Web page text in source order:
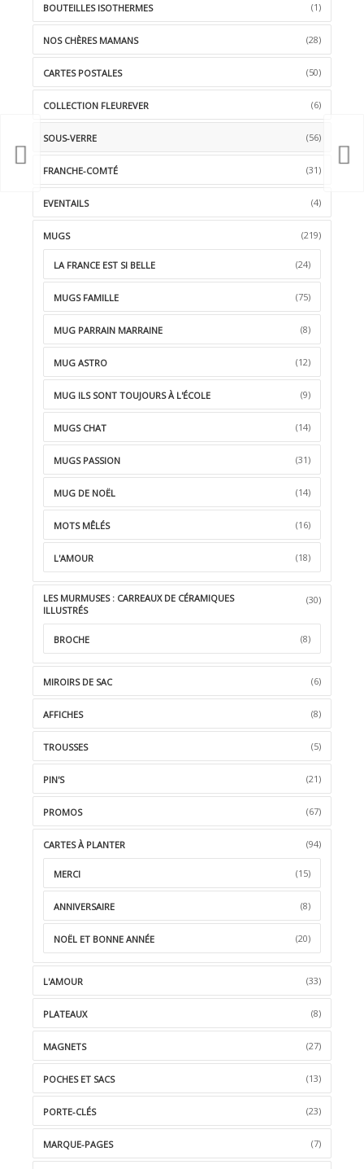
BOUTEILLES ISOTHERMES (1)
NOS CHÈRES MAMANS (28)
CARTES POSTALES (50)
COLLECTION FLEUREVER (6)
SOUS-VERRE (56)
FRANCHE-COMTÉ (31)
EVENTAILS (4)
MUGS (219)
LA FRANCE EST SI BELLE (24)
MUGS FAMILLE (75)
MUG PARRAIN MARRAINE (8)
MUG ASTRO (12)
MUG ILS SONT TOUJOURS À L'ÉCOLE (9)
MUGS CHAT (14)
MUGS PASSION (31)
MUG DE NOËL (14)
MOTS MÊLÉS (16)
L'AMOUR (18)
LES MURMUSES : CARREAUX DE CÉRAMIQUES
ILLUSTRÉS
(30)
BROCHE (8)
MIROIRS DE SAC (6)
AFFICHES (8)
TROUSSES (5)
PIN'S (21)
PROMOS (67)
CARTES À PLANTER (94)
MERCI (15)
ANNIVERSAIRE (8)
NOËL ET BONNE ANNÉE (20)
L'AMOUR (33)
PLATEAUX (8)
MAGNETS (27)
POCHES ET SACS (13)
PORTE-CLÉS (23)
MARQUE-PAGES (7)